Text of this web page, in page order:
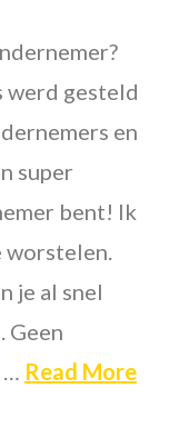
werd gesteld
en
super
bent! Ik
worstelen.
je al snel
Geen
… Read More